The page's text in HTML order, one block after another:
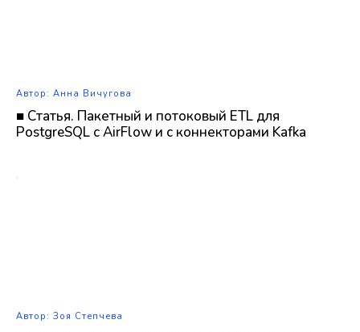
Автор: Анна Вичугова
■ Статья. Пакетный и потоковый ETL для
PostgreSQL с AirFlow и с коннекторами Kafka
Автор: Зоя Степчева